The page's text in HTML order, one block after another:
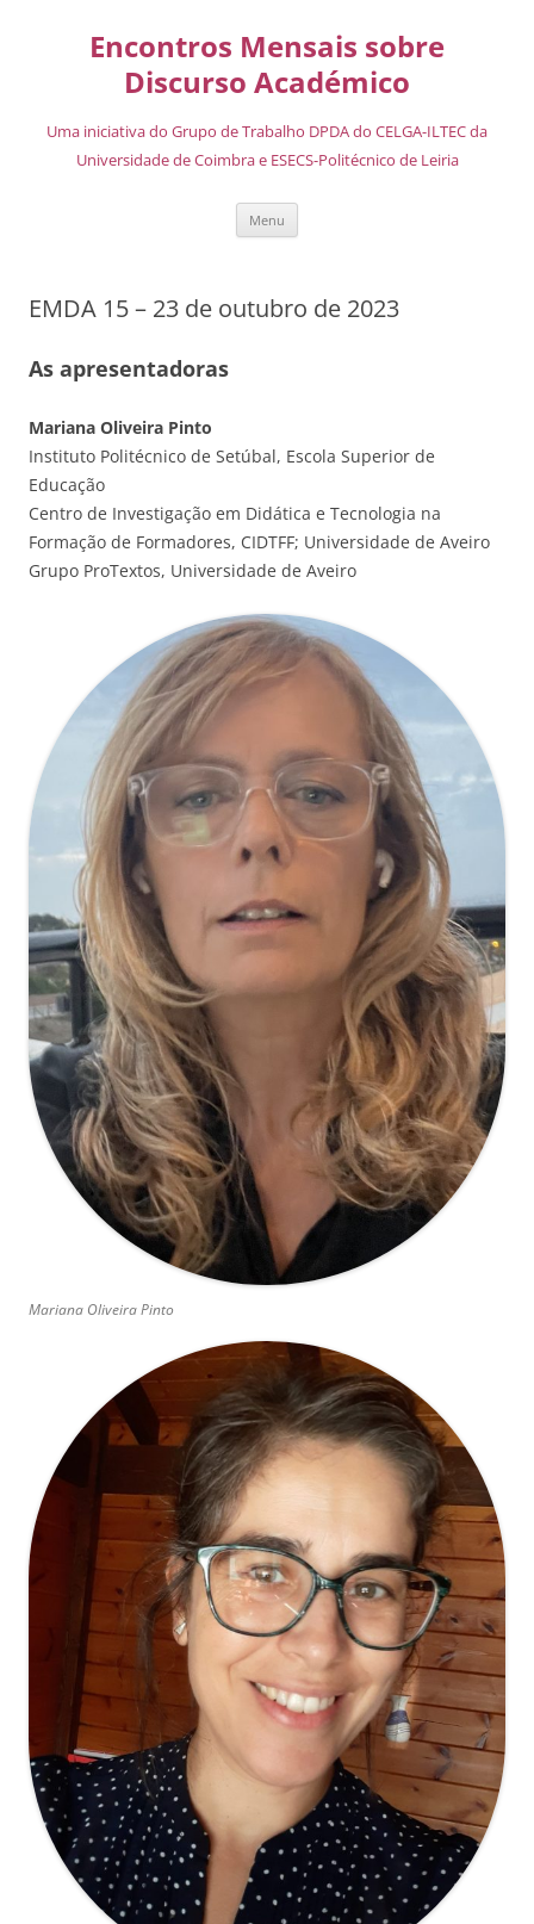
Encontros Mensais sobre
Discurso Académico
Uma iniciativa do Grupo de Trabalho DPDA do CELGA-ILTEC da
Universidade de Coimbra e ESECS-Politécnico de Leiria
Menu
EMDA 15 – 23 de outubro de 2023
As apresentadoras
Mariana Oliveira Pinto
Instituto Politécnico de Setúbal, Escola Superior de
Educação
Centro de Investigação em Didática e Tecnologia na
Formação de Formadores, CIDTFF; Universidade de Aveiro
Grupo ProTextos, Universidade de Aveiro
Mariana Oliveira Pinto